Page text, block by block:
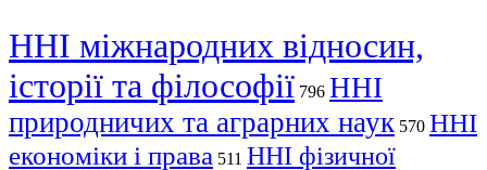
ННІ міжнародних відносин,
історії та філософії 796 ННІ
природничих та аграрних наук 570 ННІ
економіки і права 511 ННІ фізичної